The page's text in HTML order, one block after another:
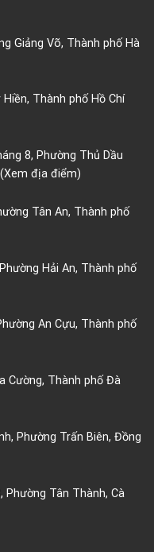
Giảng Võ, Thành phố Hà
Thành phố Hồ Chí
8, Phường Thủ Dầu
(Xem địa điểm)
Tân An, Thành phố
Hải An, Thành phố
An Cựu, Thành phố
Cường, Thành phố Đà
Phường Trấn Biên, Đồng
Tân Thành, Cà